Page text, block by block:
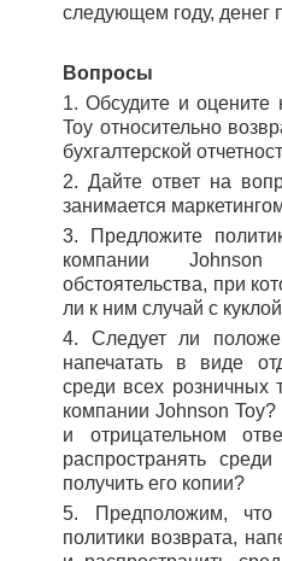
следующем году, денег
Вопросы
1. Обсудите и
Toy относительно
бухгалтерской
2. Дайте ответ на
занимается
3. Предложите
компании
обстоятельства, при
ли к ним случай с
4. Следует ли
напечатать в виде
среди всех розничных
компании Johnson
и отрицательном
распространять
получить его копии?
5. Предположим, что
политики возврата,